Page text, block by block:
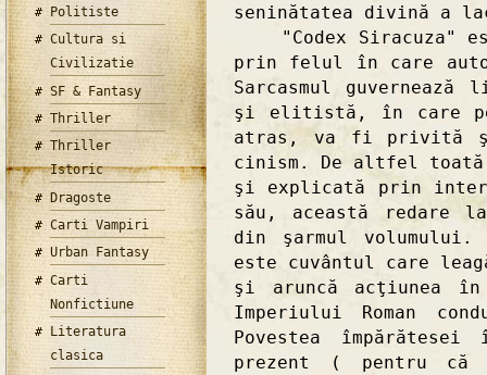
Politiste
Cultura si
Civilizatie
SF & Fantasy
Thriller
Thriller
Istoric
Dragoste
Carti Vampiri
Urban Fantasy
Carti
Nonfictiune
Literatura
clasica
seninătatea divină a
"Codex Siracuza"
prin felul în care
Sarcasmul
şi elitistă, în care
atras, va fi privită şi
cinism. De altfel
şi explicată prin
său, această redare
din şarmul
este cuvântul care
şi aruncă acţiunea
Imperiului Roman
Povestea
prezent ( pentru